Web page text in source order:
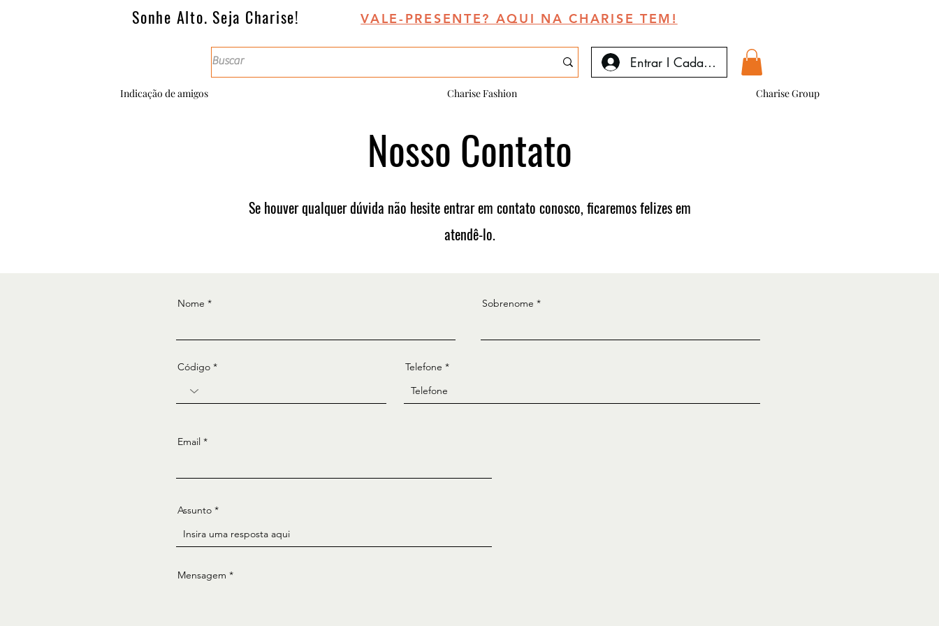
Sonhe Alto. Seja Charise! VALE-PRESENTE? AQUI NA CHARISE TEM!
Entrar I Cadastrar
Indicação de amigos Charise Fashion Charise Group
Nosso Contato
Se houver qualquer dúvida não hesite entrar em contato conosco, ficaremos felizes em
atendê-lo.
Nome Sobrenome
Código Telefone
Email
Assunto
Mensagem